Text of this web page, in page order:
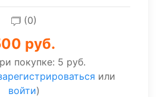
(0)
руб.
покупке: 5 руб.
или
войти)